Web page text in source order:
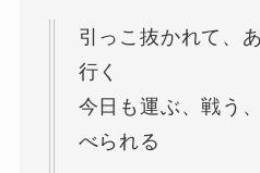
引っこ抜かれて、
行く
今日も運ぶ、戦う
べられる